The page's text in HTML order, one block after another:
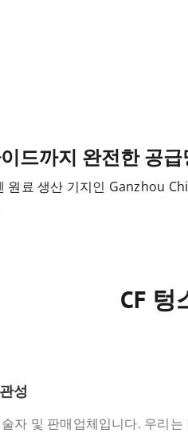
드까지 완전한 공급
원료 생산 기지인 Ganzhou
CF
성
자 및 판매업체입니다. 우리는